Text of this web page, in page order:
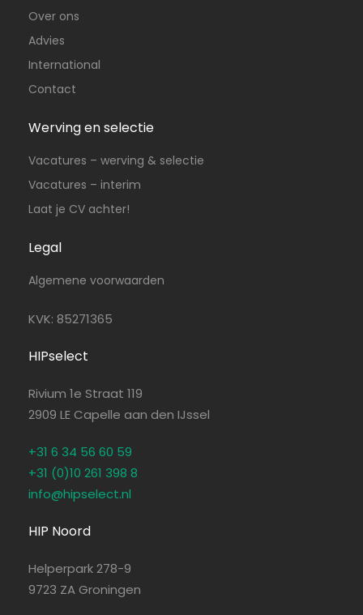
Over ons
Advies
International
Contact
Werving en selectie
Vacatures – werving & selectie
Vacatures – interim
Laat je CV achter!
Legal
Algemene voorwaarden
KVK: 85271365
HIPselect
Rivium 1e Straat 119
2909 LE Capelle aan den IJssel
+31 6 34 56 60 59
+31 (0)10 261 398 8
info@hipselect.nl
HIP Noord
Helperpark 278-9
9723 ZA Groningen